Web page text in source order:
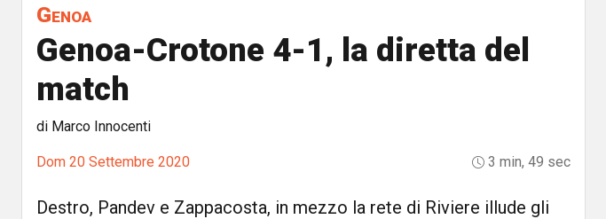
Genoa
Genoa-Crotone 4-1, la diretta del
match
di Marco Innocenti
Dom 20 Settembre 2020 3 min, 49 sec
Destro, Pandev e Zappacosta, in mezzo la rete di Riviere illude gli